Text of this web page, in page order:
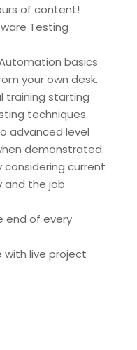
of content!
Testing
basics
your own desk.
training starting
techniques.
advanced level
demonstrated.
current
the job
end of every
with live project